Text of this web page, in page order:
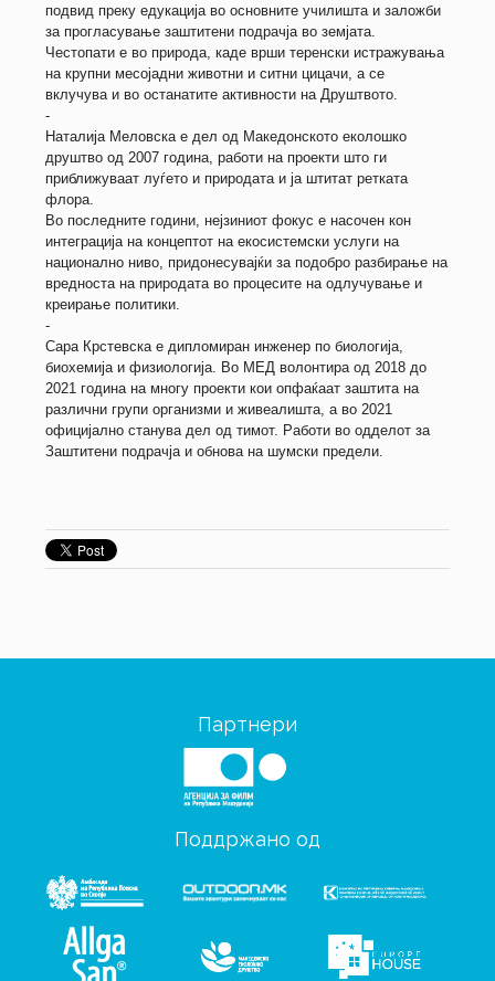
подвид преку едукација во основните училишта и заложби
за прогласување заштитени подрачја во земјата.
Честопати е во природа, каде врши теренски истражувања
на крупни месојадни животни и ситни цицачи, а се
вклучува и во останатите активности на Друштвото.
-
Наталија Меловска е дел од Македонското еколошко
друштво од 2007 година, работи на проекти што ги
приближуваат луѓето и природата и ја штитат ретката
флора.
Во последните години, нејзиниот фокус е насочен кон
интеграција на концептот на екосистемски услуги на
национално ниво, придонесувајќи за подобро разбирање на
вредноста на природата во процесите на одлучување и
креирање политики.
-
Сара Крстевска е дипломиран инженер по биологија,
биохемија и физиологија. Во МЕД волонтира од 2018 до
2021 година на многу проекти кои опфаќаат заштита на
различни групи организми и живеалишта, а во 2021
официјално станува дел од тимот. Работи во одделот за
Заштитени подрачја и обнова на шумски предели.
Партнери
Поддржано од